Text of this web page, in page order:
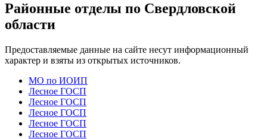
Районные отделы по Свердловской
области
Предоставляемые данные на сайте несут информационный
характер и взяты из открытых источников.
МО по ИОИП
Лесное ГОСП
Лесное ГОСП
Лесное ГОСП
Лесное ГОСП
Лесное ГОСП